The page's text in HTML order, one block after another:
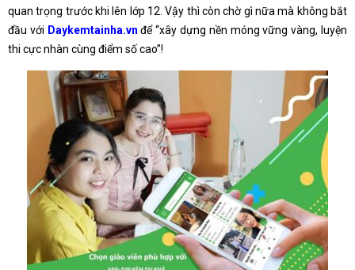
quan trọng trước khi lên lớp 12. Vậy thì còn chờ gì nữa mà không bắt
đầu với Daykemtainha.vn để “xây dựng nền móng vững vàng, luyện
thi cực nhàn cùng điểm số cao”!